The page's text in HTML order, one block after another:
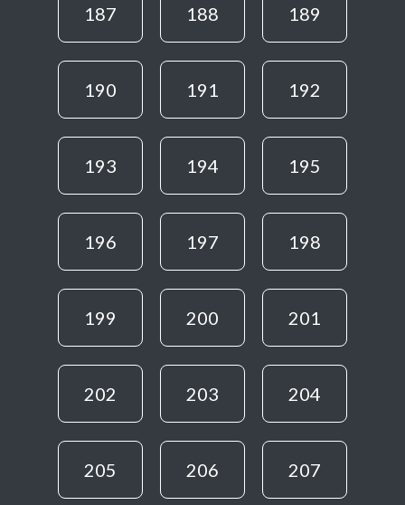
187 188 189
190 191 192
193 194 195
196 197 198
199 200 201
202 203 204
205 206 207